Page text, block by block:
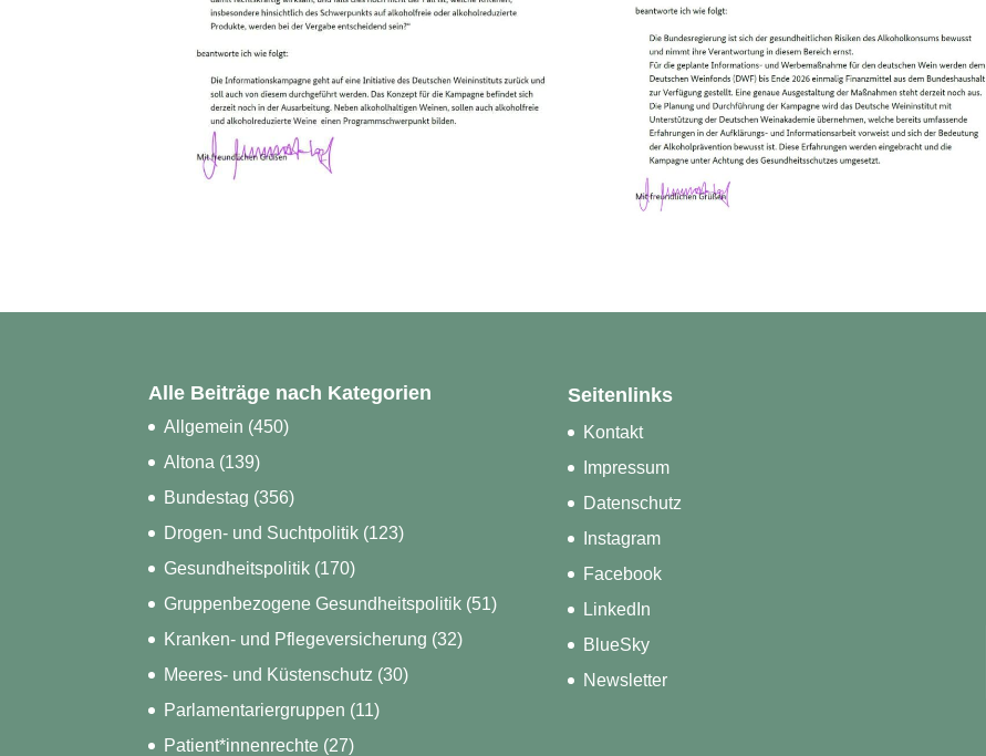
Alle Beiträge nach Kategorien
Allgemein (450)
Altona (139)
Bundestag (356)
Drogen- und Suchtpolitik (123)
Gesundheitspolitik (170)
Gruppenbezogene Gesundheitspolitik (51)
Kranken- und Pflegeversicherung (32)
Meeres- und Küstenschutz (30)
Parlamentariergruppen (11)
Patient*innenrechte (27)
Seitenlinks
Kontakt
Impressum
Datenschutz
Instagram
Facebook
LinkedIn
BlueSky
Newsletter